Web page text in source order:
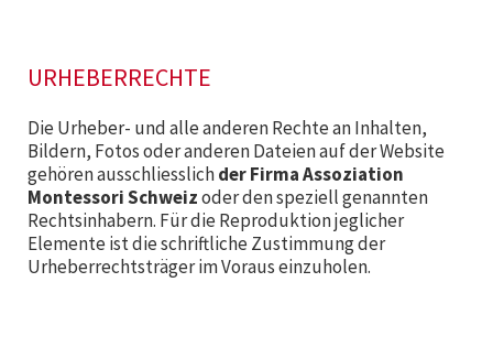
URHEBERRECHTE
Die Urheber- und alle anderen Rechte an Inhalten,
Bildern, Fotos oder anderen Dateien auf der Website
gehören ausschliesslichder Firma Assoziation
Montessori Schweizoder den speziell genannten
Rechtsinhabern. Für die Reproduktion jeglicher
Elemente ist die schriftliche Zustimmung der
Urheberrechtsträger im Voraus einzuholen.